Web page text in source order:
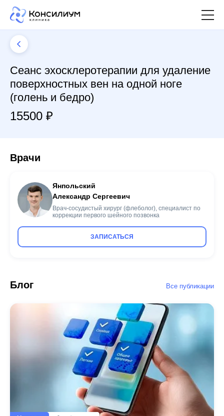
Сеанс эхосклеротерапии для удаление
поверхностных вен на одной ноге
(голень и бедро)
15500 ₽
Врачи
Янпольский
Александр Сергеевич
Врач-сосудистый хирург (флеболог), специалист по
коррекции первого шейного позвонка
ЗАПИСАТЬСЯ
Блог Все публикации